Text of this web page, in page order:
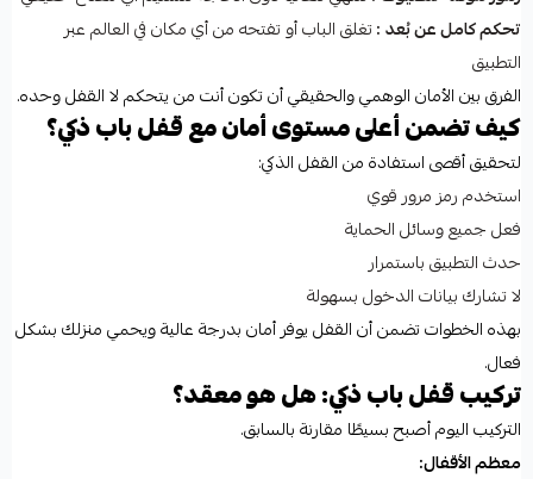
تحكم كامل عن بُعد:تغلق الباب أو تفتحه من أي مكان في العالم عبر
التطبيق
الفرق بين الأمان الوهمي والحقيقي أن تكون أنت من يتحكم لا القفل وحده.
كيف تضمن أعلى مستوى أمان مع قفل باب ذكي؟
لتحقيق أقصى استفادة من القفل الذكي:
استخدم رمز مرور قوي
فعل جميع وسائل الحماية
حدث التطبيق باستمرار
لا تشارك بيانات الدخول بسهولة
بهذه الخطوات تضمن أن القفل يوفر أمان بدرجة عالية ويحمي منزلك بشكل
فعال.
تركيب قفل باب ذكي: هل هو معقد؟
التركيب اليوم أصبح بسيطًا مقارنة بالسابق.
معظم الأقفال: